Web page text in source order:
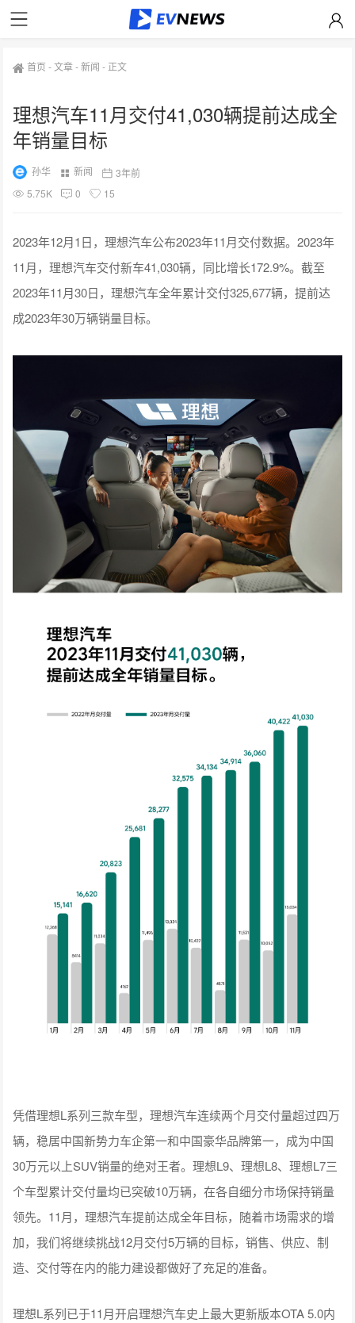
首页 -文章-新闻 - 正文
理想汽车11月交付41,030辆提前达成全
年销量目标
孙华 新闻
3年前
5.75K
0 15
2023年12月1日，理想汽车公布2023年11月交付数据。2023年
11月，理想汽车交付新车41,030辆，同比增长172.9%。截至
2023年11月30日，理想汽车全年累计交付325,677辆，提前达
成2023年30万辆销量目标。
凭借理想L系列三款车型，理想汽车连续两个月交付量超过四万
辆，稳居中国新势力车企第一和中国豪华品牌第一，成为中国
30万元以上SUV销量的绝对王者。理想L9、理想L8、理想L7三
个车型累计交付量均已突破10万辆，在各自细分市场保持销量
领先。11月，理想汽车提前达成全年目标，随着市场需求的增
加，我们将继续挑战12月交付5万辆的目标，销售、供应、制
造、交付等在内的能力建设都做好了充足的准备。
理想L系列已于11月开启理想汽车史上最大更新版本OTA 5.0内